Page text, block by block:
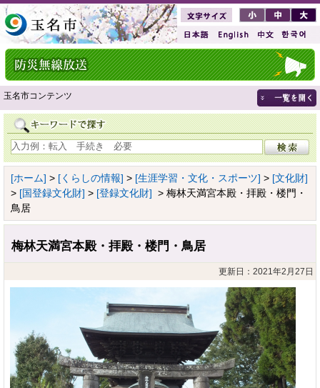
玉名市コンテンツ
[ホーム] > [くらしの情報] > [生涯学習・文化・スポーツ] > [文化財]
> [国登録文化財] > [登録文化財] > 梅林天満宮本殿・拝殿・楼門・
鳥居
梅林天満宮本殿・拝殿・楼門・鳥居
更新日：2021年2月27日